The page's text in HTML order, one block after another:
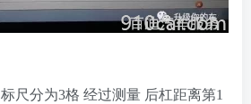
标尺分为3格 经过测量 后杠距离第1